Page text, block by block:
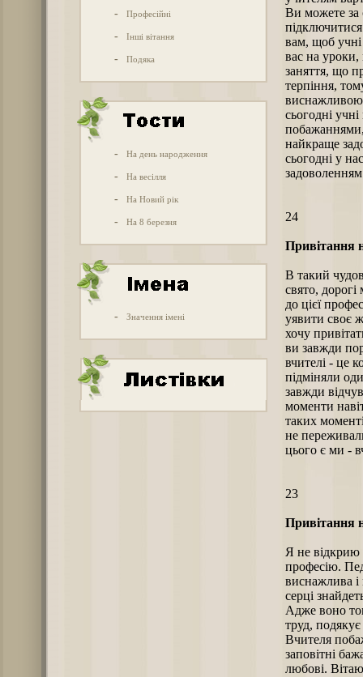
- Професійні
- Інші вітання
- Подяка
- На день народження
- На весілля
- На Новий рік
- На 8 березня
- Значення імені
Ви можете за
вам, щоб
вас на
заняття, що
терпіння,
виснажливою,
сьогодні
найкраще
сьогодні у
24
Привітання
В такий
свято,
до цієї
уявити своє
хочу
ви завжди
вчителі - це
підміняли
завжди
моменти
таких
не
цього є ми -
23
Привітання
Я не відкрию
професію.
виснажлива
серці
Адже воно
труд,
Вчителя
заповітні
любові.